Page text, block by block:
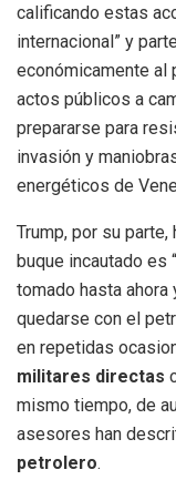
calificando estas
internacional” y
económicamente al
actos públicos a
prepararse para
invasión y
energéticos de
Trump, por su
buque incautado es
tomado hasta
quedarse con el
en repetidas
militares directas
mismo tiempo, de
asesores han
petrolero.